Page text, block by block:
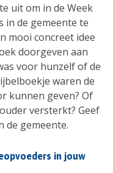
uit om in de Week
in de gemeente te
mooi concreet idee
doorgeven aan
voor hunzelf of de
waren de
kunnen geven? Of
versterkt? Geef
de gemeente.
in jouw